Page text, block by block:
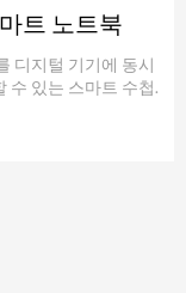
트 노트북
디지털 기기에 동시
수 있는 스마트 수첩.